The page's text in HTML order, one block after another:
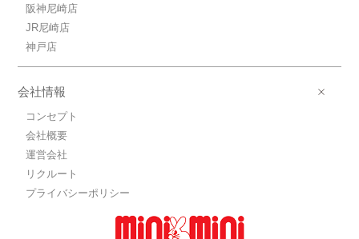
阪神尼崎店
JR尼崎店
神戸店
会社情報
コンセプト
会社概要
運営会社
リクルート
プライバシーポリシー